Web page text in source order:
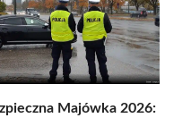
Majówka 2026: